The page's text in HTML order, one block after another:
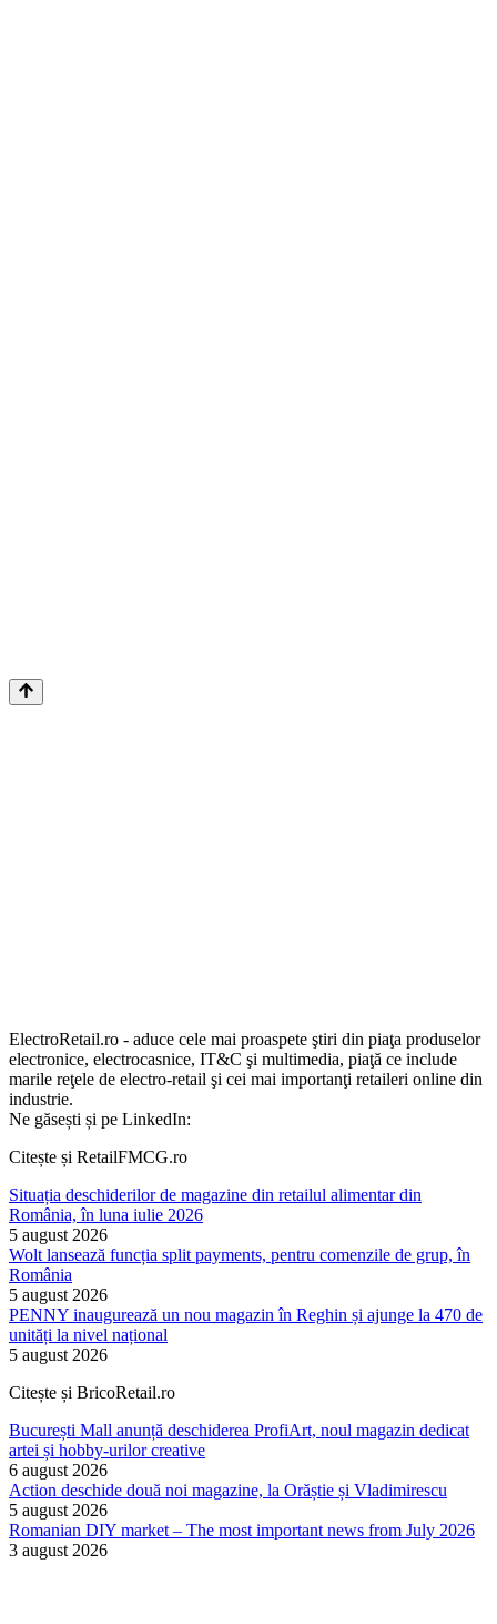
ElectroRetail.ro - aduce cele mai proaspete ştiri din piaţa produselor
electronice, electrocasnice, IT&C şi multimedia, piaţă ce include
marile reţele de electro-retail şi cei mai importanţi retaileri online din
industrie.
Ne găsești și pe LinkedIn:
Citește și RetailFMCG.ro
Situația deschiderilor de magazine din retailul alimentar din
România, în luna iulie 2026
5 august 2026
Wolt lansează funcția split payments, pentru comenzile de grup, în
România
5 august 2026
PENNY inaugurează un nou magazin în Reghin și ajunge la 470 de
unități la nivel național
5 august 2026
Citește și BricoRetail.ro
București Mall anunță deschiderea ProfiArt, noul magazin dedicat
artei și hobby-urilor creative
6 august 2026
Action deschide două noi magazine, la Orăștie și Vladimirescu
5 august 2026
Romanian DIY market – The most important news from July 2026
3 august 2026